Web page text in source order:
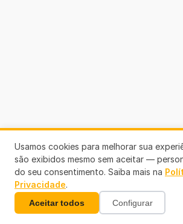
Usamos cookies para melhorar sua
são exibidos mesmo sem aceitar —
do seu consentimento. Saiba mais na
Privacidade.
Aceitar todos Configurar